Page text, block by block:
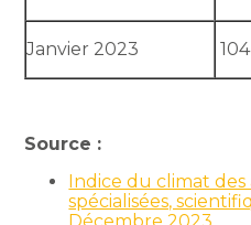
Janvier 2023 104
Source :
Indice du climat des
spécialisées,